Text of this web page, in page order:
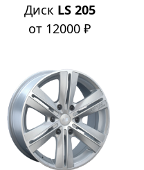
Диск LS 205
от 12000 ₽